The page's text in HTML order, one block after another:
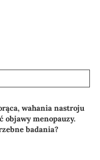
wahania nastroju
objawy menopauzy.
badania?